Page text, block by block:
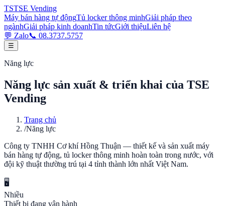
TSTSE Vending
Máy bán hàng tự độngTủ locker thông minhGiải pháp theo
ngànhGiải pháp kinh doanhTin tứcGiới thiệuLiên hệ
💬 Zalo📞 08.3737.5757
☰
Năng lực
Năng lực sản xuất & triển khai của TSE
Vending
Trang chủ
/Năng lực
Công ty TNHH Cơ khí Hồng Thuận — thiết kế và sản xuất máy
bán hàng tự động, tủ locker thông minh hoàn toàn trong nước, với
đội kỹ thuật thường trú tại 4 tỉnh thành lớn nhất Việt Nam.
🖥️
Nhiều
Thiết bị đang vận hành